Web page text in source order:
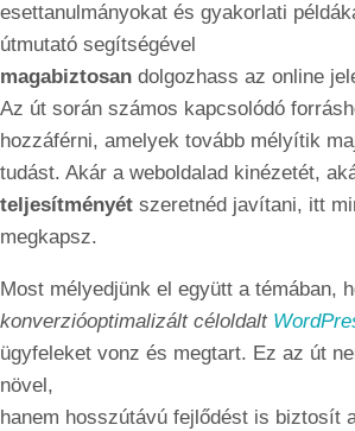
esettanulmányokat és gyakorlati
útmutató segítségével
magabiztosan dolgozhass az online
Az út során számos kapcsolódó
hozzáférni, amelyek tovább mélyítik
tudást. Akár a weboldalad kinézetét,
teljesítményét szeretnéd javítani, itt
megkapsz.
Most mélyedjünk el együtt a témában,
konverzióoptimalizált céloldalt
ügyfeleket vonz és megtart. Ez az út
növel,
hanem hosszútávú fejlődést is biztosít